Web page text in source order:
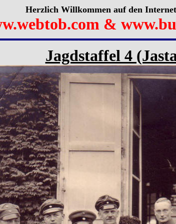
Herzlich Willkommen auf den
&
Jagdstaffel 4